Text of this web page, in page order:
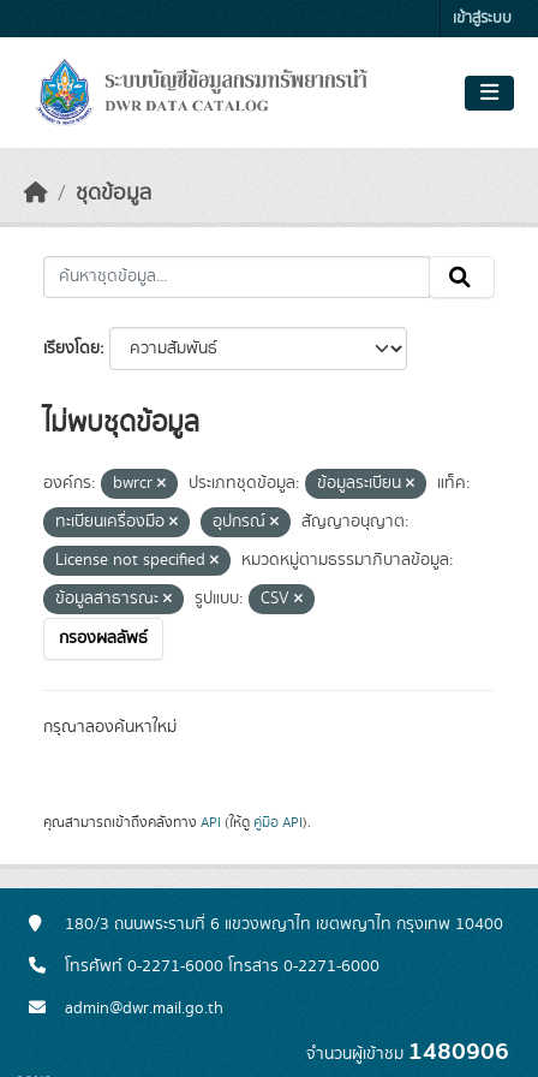
เข้าสู่ระบบ
ชุดข้อมูล
เรียงโดย
ไม่พบชุดข้อมูล
องค์กร: bwrcr ประเภทชุดข้อมูล: ข้อมูลระเบียน
แท็ค:
ทะเบียนเครื่องมือ
อุปกรณ์
สัญญาอนุญาต:
License not specified
หมวดหมู่ตามธรรมาภิบาลข้อมูล:
ข้อมูลสาธารณะ
รูปแบบ:
CSV
กรองผลลัพธ์
กรุณาลองค้นหาใหม่
คุณสามารถเข้าถึงคลังทาง API (ให้ดู คู่มือ API).
180/3 ถนนพระรามที่ 6 แขวงพญาไท เขตพญาไท กรุงเทพ 10400
โทรศัพท์ 0-2271-6000 โทรสาร 0-2271-6000
admin@dwr.mail.go.th
จำนวนผู้เข้าชม 1480906